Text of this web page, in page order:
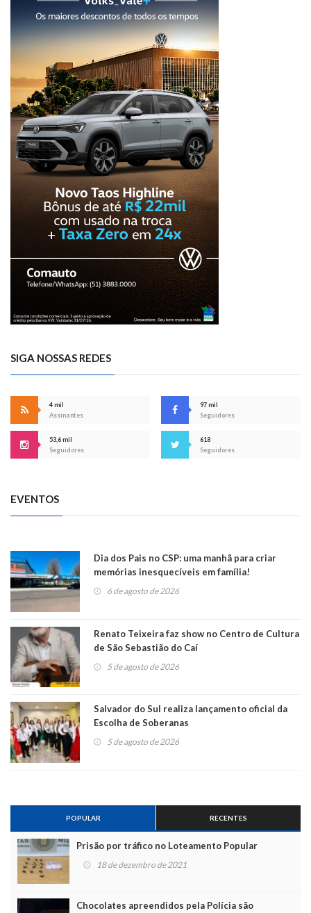
SIGA NOSSAS REDES
4 mil
Assinantes
97 mil
Seguidores
53,6 mil
Seguidores
618
Seguidores
EVENTOS
Dia dos Pais no CSP: uma manhã para criar
memórias inesquecíveis em família!
6 de agosto de 2026
Renato Teixeira faz show no Centro de Cultura
de São Sebastião do Caí
5 de agosto de 2026
Salvador do Sul realiza lançamento oficial da
Escolha de Soberanas
5 de agosto de 2026
POPULAR RECENTES
Prisão por tráfico no Loteamento Popular
18 de dezembro de 2021
Chocolates apreendidos pela Polícia são